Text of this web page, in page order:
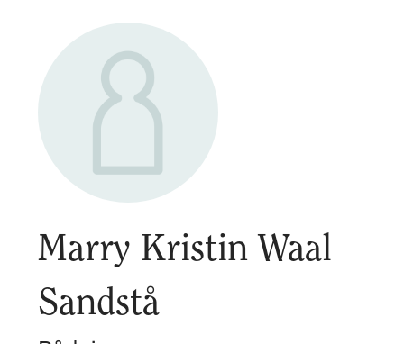
Marry Kristin Waal
Sandstå